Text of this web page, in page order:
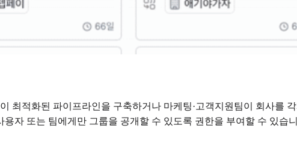
최적화된 파이프라인을 구축하거나 마케팅·고객지원팀이 회사를
자 또는 팀에게만 그룹을 공개할 수 있도록 권한을 부여할 수 있습